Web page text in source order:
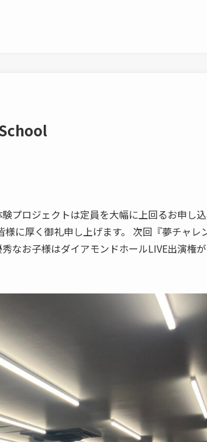
プロジェクトは定員を大幅に上回るお申し
に厚く御礼申し上げます。 次回『夢チャレ
なお子様はダイアモンドホールLIVE出演権